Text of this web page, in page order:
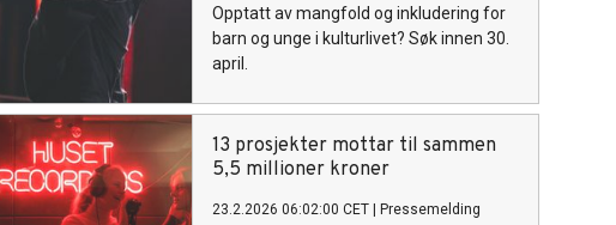
Opptatt av mangfold og inkludering for
barn og unge i kulturlivet? Søk innen 30.
april.
13 prosjekter mottar til sammen
5,5 millioner kroner
23.2.2026 06:02:00 CET Pressemelding